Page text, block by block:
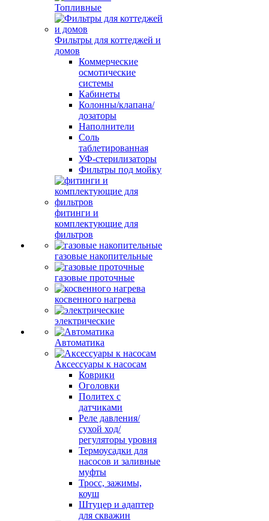
Топливные
Фильтры для коттеджей и
домов
Коммерческие
осмотические
системы
Кабинеты
Колонны/клапана/
дозаторы
Наполнители
Соль
таблетированная
УФ-стерилизаторы
Фильтры под мойку
фитинги и
комплектующие для
фильтров
газовые накопительные
газовые проточные
косвенного нагрева
электрические
Автоматика
Аксессуары к насосам
Коврики
Оголовки
Политех с
датчиками
Реле давления/
сухой ход/
регуляторы уровня
Термоусадки для
насосов и заливные
муфты
Тросс, зажимы,
коуш
Штуцер и адаптер
для скважин